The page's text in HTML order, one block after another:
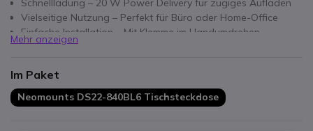
Vielseitige Nutzung – Perfekt für Büro oder Home-Office
Einfache Installation – Mit Klemme im Handumdrehen
montierbar
einen aufgeräumten Arbeitsplatz
Mehr anzeigen
Im Paket
Neomounts DS22-840BL6 Tischsteckdose